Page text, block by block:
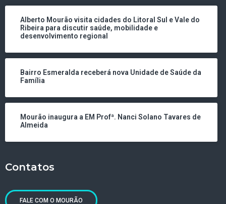
Alberto Mourão visita cidades do Litoral Sul e Vale do
Ribeira para discutir saúde, mobilidade e
desenvolvimento regional
Bairro Esmeralda receberá nova Unidade de Saúde da
Família
Mourão inaugura a EM Profª. Nanci Solano Tavares de
Almeida
Contatos
FALE COM O MOURÃO